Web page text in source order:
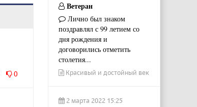
0
Ветеран
Лично был знаком
поздравлял с 99 летием со
дня рождения и
договорились отметить
столетия...
Красивый и достойный век
2 марта 2022 15:25